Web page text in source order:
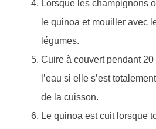
Lorsque les champignons
le quinoa et mouiller avec
légumes.
Cuire à couvert pendant
l’eau si elle s’est
de la cuisson.
Le quinoa est cuit lorsque